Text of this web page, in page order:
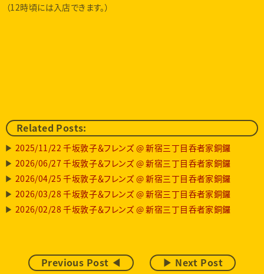
（12時頃には入店できます。）
Related Posts:
2025/11/22 千坂敦子＆フレンズ @ 新宿三丁目呑者家銅鑼
2026/06/27 千坂敦子＆フレンズ @ 新宿三丁目呑者家銅鑼
2026/04/25 千坂敦子＆フレンズ @ 新宿三丁目呑者家銅鑼
2026/03/28 千坂敦子＆フレンズ @ 新宿三丁目呑者家銅鑼
2026/02/28 千坂敦子＆フレンズ @ 新宿三丁目呑者家銅鑼
Previous Post ◀ ▶ Next Post